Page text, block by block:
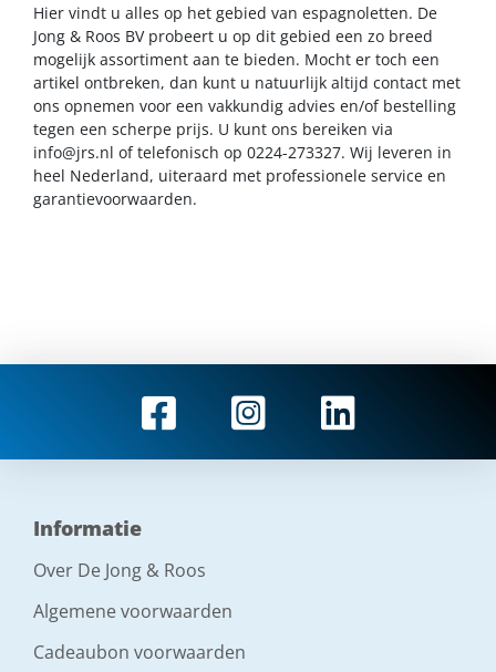
Hier vindt u alles op het gebied van espagnoletten. De
Jong & Roos BV probeert u op dit gebied een zo breed
mogelijk assortiment aan te bieden. Mocht er toch een
artikel ontbreken, dan kunt u natuurlijk altijd contact met
ons opnemen voor een vakkundig advies en/of bestelling
tegen een scherpe prijs. U kunt ons bereiken via
info@jrs.nl of telefonisch op 0224-273327. Wij leveren in
heel Nederland, uiteraard met professionele service en
garantievoorwaarden.
Informatie
Over De Jong & Roos
Algemene voorwaarden
Cadeaubon voorwaarden